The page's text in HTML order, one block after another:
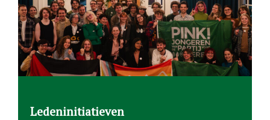
Ledeninitiatieven